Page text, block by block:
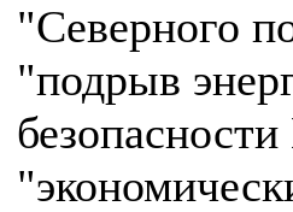
"Северного
"подрыв